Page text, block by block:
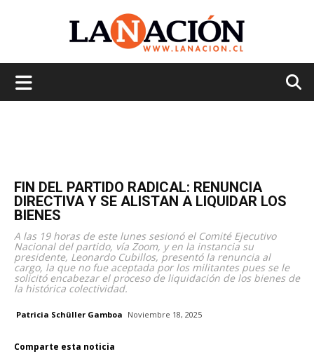
FIN DEL PARTIDO RADICAL: RENUNCIA
DIRECTIVA Y SE ALISTAN A LIQUIDAR LOS
BIENES
A las 19 horas de este lunes sesionó el Comité Ejecutivo
Nacional del partido, vía Zoom, y en la instancia su
presidente, Leonardo Cubillos, presentó la renuncia al
cargo, la que no fue aceptada por los militantes pues se le
solicitó encabezar el proceso de liquidación de los bienes de
la histórica colectividad.
Patricia Schüller Gamboa Noviembre 18, 2025
Comparte esta noticia